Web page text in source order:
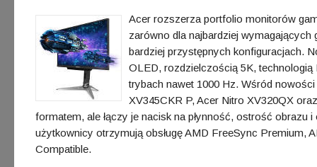
Acer rozszerza portfolio monitorów
zarówno dla najbardziej
bardziej przystępnych konfiguracjach.
OLED, rozdzielczością 5K,
trybach nawet 1000 Hz. Wśród
XV345CKR P, Acer Nitro XV320QX
formatem, ale łączy je nacisk na płynność, ostrość
użytkownicy otrzymują obsługę AMD FreeSync
Compatible.